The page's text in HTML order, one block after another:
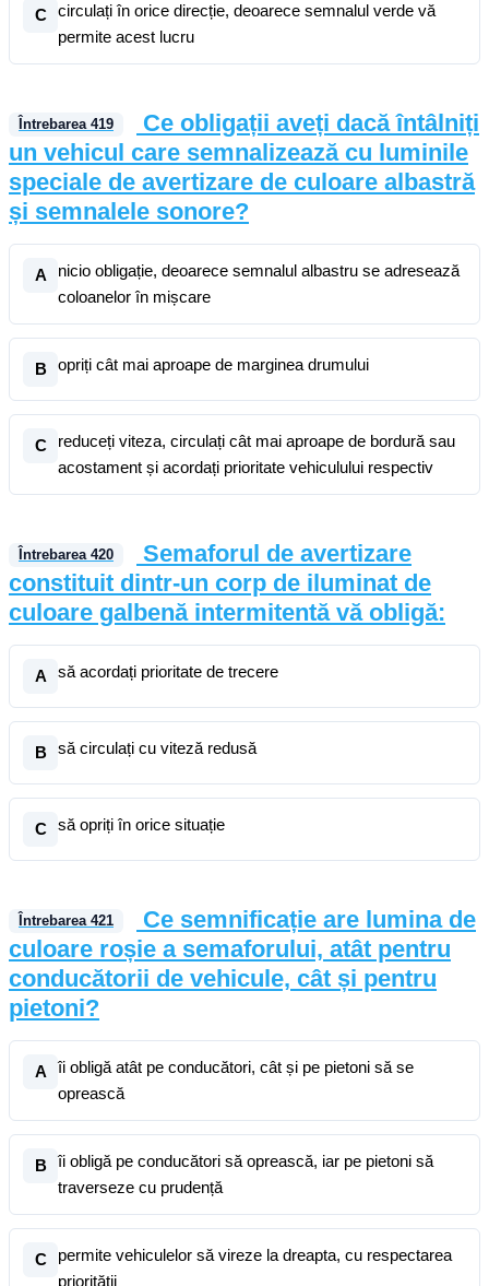
C
circulați în orice direcție, deoarece semnalul verde vă
permite acest lucru
Întrebarea 419
Ce obligații aveți dacă întâlniți
un vehicul care semnalizează cu luminile
speciale de avertizare de culoare albastră
și semnalele sonore?
A
nicio obligație, deoarece semnalul albastru se adresează
coloanelor în mișcare
B opriți cât mai aproape de marginea drumului
C
reduceți viteza, circulați cât mai aproape de bordură sau
acostament și acordați prioritate vehiculului respectiv
Întrebarea 420
Semaforul de avertizare
constituit dintr-un corp de iluminat de
culoare galbenă intermitentă vă obligă:
A să acordați prioritate de trecere
B să circulați cu viteză redusă
C să opriți în orice situație
Întrebarea 421
Ce semnificație are lumina de
culoare roșie a semaforului, atât pentru
conducătorii de vehicule, cât și pentru
pietoni?
A
îi obligă atât pe conducători, cât și pe pietoni să se
oprească
B
îi obligă pe conducători să oprească, iar pe pietoni să
traverseze cu prudență
C
permite vehiculelor să vireze la dreapta, cu respectarea
priorității